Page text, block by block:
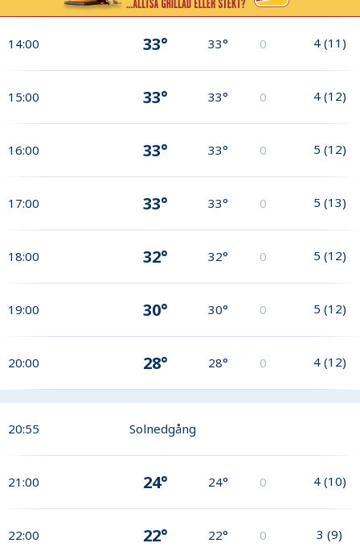
14:00 33° 33° 0 4 (11)
15:00 33° 33° 0 4 (12)
16:00 33° 33° 0 5 (12)
17:00 33° 33° 0 5 (13)
18:00 32° 32° 0 5 (12)
19:00 30° 30° 0 5 (12)
20:00 28° 28° 0 4 (12)
20:55 Solnedgång
21:00 24° 24° 0 4 (10)
22:00 22° 22° 0 3 (9)